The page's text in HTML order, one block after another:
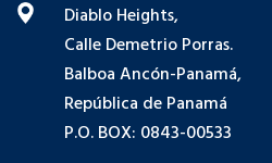
Diablo Heights,
Calle Demetrio Porras.
Balboa Ancón-Panamá,
República de Panamá
P.O. BOX: 0843-00533